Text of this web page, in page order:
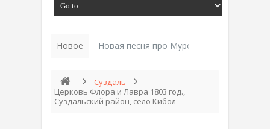
Новое Новая песня про Муром: «Былинный
Суздаль
Церковь Флора и Лавра 1803 год.,
Суздальский район, село Кибол